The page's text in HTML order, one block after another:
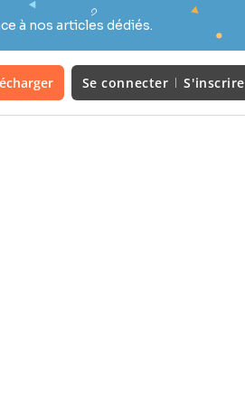
à nos articles dédiés.
Se connecter S'inscrire